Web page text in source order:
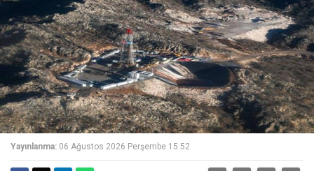
Yayınlanma: 06 Ağustos 2026 Perşembe 15:52